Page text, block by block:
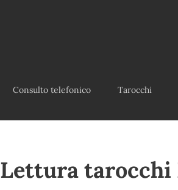
Consulto telefonico Tarocchi
Lettura tarocchi